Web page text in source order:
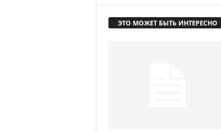
ЭТО МОЖЕТ БЫТЬ ИНТЕРЕСНО